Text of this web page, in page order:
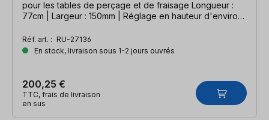
pour les tables de perçage et de fraisage Longueur :
77cm | Largeur : 150mm | Réglage en hauteur d'environ
Réf. art. : RU-27136
En stock, livraison sous 1-2 jours ouvrés
200,25 €
TTC, frais de livraison
en sus